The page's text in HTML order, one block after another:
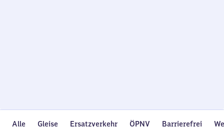
Alle Gleise Ersatzverkehr ÖPNV Barrierefrei